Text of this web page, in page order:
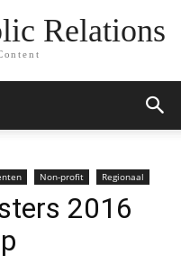
Relations
Non-profit Regionaal
2016